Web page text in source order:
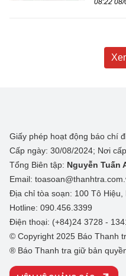
Giấy phép hoạt động báo chí
Cấp ngày: 30/08/2024; Nơi
Tổng Biên tập: Nguyễn Tuấn
Email:
Địa chỉ tòa soạn: 100 Tô Hiệu,
Hotline: 090.456.3399
Điện thoại: (+84)24 3728 -
© Copyright 2025 Báo Thanh
® Báo Thanh tra giữ bản